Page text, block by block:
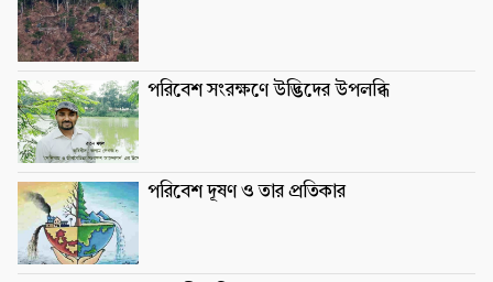
পরিবেশ সংরক্ষণে উদ্ভিদের উপলব্ধি
পরিবেশ দূষণ ও তার প্রতিকার